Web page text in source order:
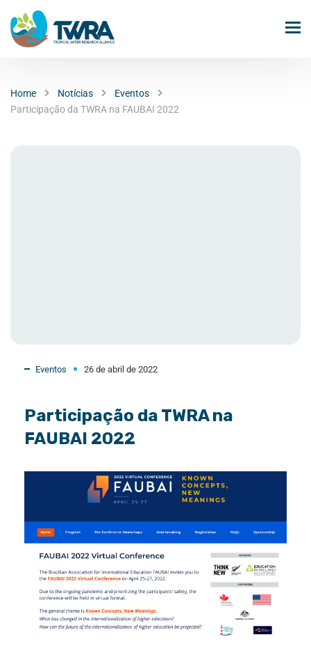
Home Notícias
Eventos
Participação da TWRA na FAUBAI 2022
Eventos 26 de abril de 2022
Participação da TWRA na
FAUBAI 2022